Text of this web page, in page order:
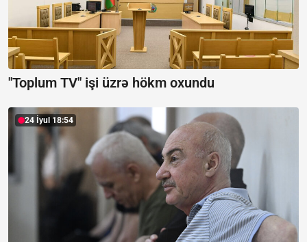
"Toplum TV" işi üzrə hökm oxundu
24 İyul 18:54